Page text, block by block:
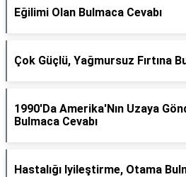
Eğilimi Olan Bulmaca Cevabı
Çok Güçlü, Yağmursuz Fırtına
1990'Da Amerika'Nın Uzaya
Bulmaca Cevabı
Hastalığı Iyileştirme, Otama